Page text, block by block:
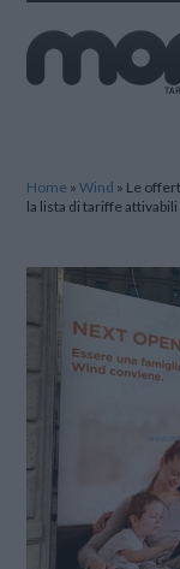
Home »Wind » Le
la lista di tariffe attivabili